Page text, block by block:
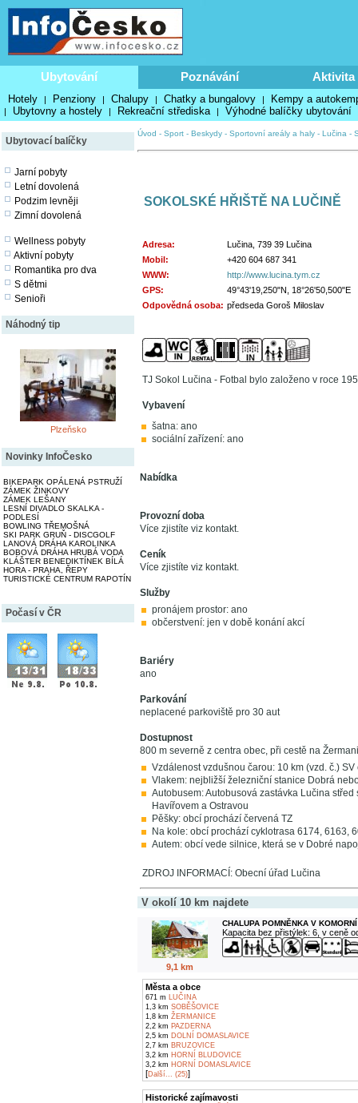
Ubytování Poznávání Aktivita
Hotely | Penziony | Chalupy | Chatky a bungalovy | Kempy a
| Ubytovny a hostely | Rekreační střediska | Výhodné balíčky ubytování
Ubytovací balíčky
Jarní pobyty
Letní dovolená
Podzim levněji
Zimní dovolená
Wellness pobyty
Aktivní pobyty
Romantika pro dva
S dětmi
Senioři
Náhodný tip
Plzeňsko
Novinky InfoČesko
BIKEPARK OPÁLENÁ PSTRUŽÍ
ZÁMEK ŽINKOVY
ZÁMEK LEŠANY
LESNÍ DIVADLO SKALKA -
PODLESÍ
BOWLING TŘEMOŠNÁ
SKI PARK GRUŇ - DISCGOLF
LANOVÁ DRÁHA KAROLINKA
BOBOVÁ DRÁHA HRUBÁ VODA
KLÁŠTER BENEDIKTÍNEK BÍLÁ
HORA - PRAHA, ŘEPY
TURISTICKÉ CENTRUM RAPOTÍN
Počasí v ČR
Úvod - Sport - Beskydy - Sportovní areály a haly - Lučina -
SOKOLSKÉ HŘIŠTĚ NA LUČINĚ
Adresa:
Lučina, 739 39 Lučina
Mobil:
+420 604 687 341
WWW:
http://www.lucina.tym.cz
GPS:
49°43'19,250"N, 18°26'50,500"E
Odpovědná osoba: předseda Goroš Miloslav
TJ Sokol Lučina - Fotbal bylo založeno v roce
Vybavení
šatna: ano
sociální zařízení: ano
Nabídka
Provozní doba
Více zjistíte viz kontakt.
Ceník
Více zjistíte viz kontakt.
Služby
pronájem prostor: ano
občerstvení: jen v době konání akcí
Bariéry
ano
Parkování
neplacené parkoviště pro 30 aut
Dostupnost
800 m severně z centra obec, při cestě na
Vzdálenost vzdušnou čarou: 10 km (vzd. č.)
Vlakem: nejbližší železniční stanice Dobrá
Autobusem: Autobusová zastávka Lučina
Havířovem a Ostravou
Pěšky: obcí prochází červená TZ
Na kole: obcí prochází cyklotrasa 6174, 6163,
Autem: obcí vede silnice, která se v Dobré
ZDROJ INFORMACÍ: Obecní úřad Lučina
V okolí 10 km najdete
9,1 km
CHALUPA POMNĚNKA V
Kapacita bez přistýlek: 6, v ceně
Města a obce
671 m LUČINA
1,3 km SOBĚŠOVICE
1,8 km ŽERMANICE
2,2 km PAZDERNA
2,5 km DOLNÍ DOMASLAVICE
2,7 km BRUZOVICE
3,2 km HORNÍ BLUDOVICE
3,2 km HORNÍ DOMASLAVICE
[Další... (25)]
Historické zajímavosti